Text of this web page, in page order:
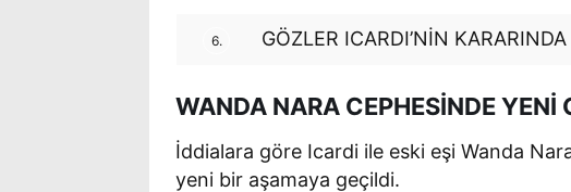
6. GÖZLER ICARDI’NİN KARARINDA
WANDA NARA CEPHESİNDE YENİ
İddialara göre Icardi ile eski eşi Wanda
yeni bir aşamaya geçildi.